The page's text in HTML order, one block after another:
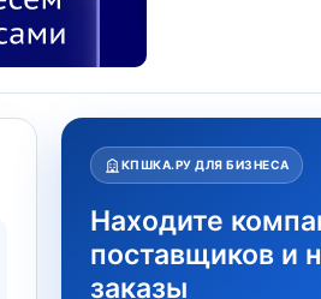
КПШКА.РУ ДЛЯ БИЗНЕСА
Находите
поставщиков и
заказы